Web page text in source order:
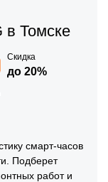
в Томске
Скидка
до 20%
смарт-часов
Подберет
работ и